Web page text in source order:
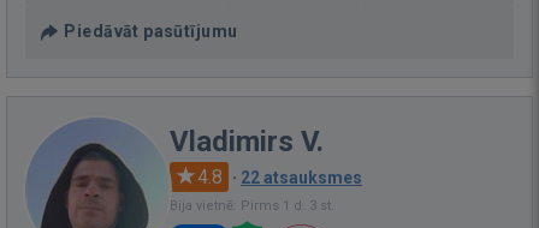
Piedāvāt pasūtījumu
Vladimirs V.
4.8 · 22 atsauksmes
Bija vietnē: Pirms 1 d. 3 st.